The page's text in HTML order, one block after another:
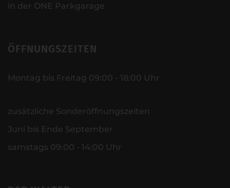
in der ONE Parkgarage
ÖFFNUNGSZEITEN
Montag bis Freitag 09:00 - 18:00 Uhr
zusätzliche Sonderöffnungszeiten
Juni bis Ende September
samstags 09:00 - 14:00 Uhr